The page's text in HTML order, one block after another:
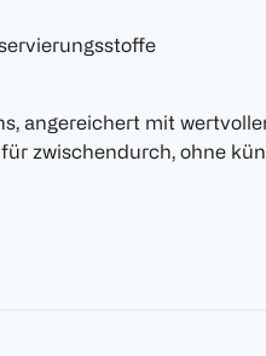
angereichert mit
zwischendurch, ohne